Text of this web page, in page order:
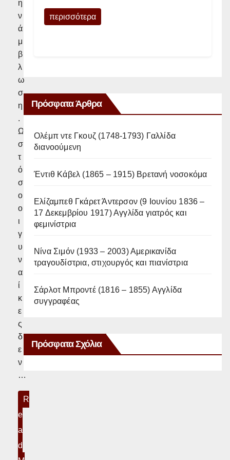
η
ν
ά
μ
β
λ
ω
σ
η
.
Ω
σ
τ
ό
σ
ο
ο
ι
γ
υ
ν
α
ί
κ
ε
ς
δ
ε
ν
…
R
e
a
d
περισσότερα
Πρόσφατα Άρθρα
Ολέμπ ντε Γκουζ (1748-1793) Γαλλίδα
διανοούμενη
Έντιθ Κάβελ (1865 – 1915) Βρετανή νοσοκόμα
Ελίζαμπεθ Γκάρετ Άντερσον (9 Ιουνίου 1836 –
17 Δεκεμβρίου 1917) Αγγλίδα γιατρός και
φεμινίστρια
Νίνα Σιμόν (1933 – 2003) Αμερικανίδα
τραγουδίστρια, στιχουργός και πιανίστρια
Σάρλοτ Μπροντέ (1816 – 1855) Αγγλίδα
συγγραφέας
Πρόσφατα Σχόλια